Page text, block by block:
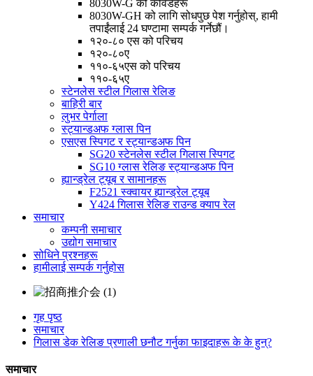
8030W-G को कीवर्डहरू
8030W-GH को लागि सोधपुछ पेश गर्नुहोस्, हामी
तपाईंलाई 24 घण्टामा सम्पर्क गर्नेछौं।
१२०-८० एस को परिचय
१२०-८०ए
११०-६५एस को परिचय
११०-६५ए
स्टेनलेस स्टील गिलास रेलिङ
बाहिरी बार
लुभर पेर्गाला
स्ट्यान्डअफ ग्लास पिन
एसएस स्पिगट र स्ट्यान्डअफ पिन
SG20 स्टेनलेस स्टील गिलास स्पिगट
SG10 ग्लास रेलिङ स्ट्यान्डअफ पिन
ह्यान्ड्रेल ट्यूब र सामानहरू
F2521 स्क्वायर ह्यान्ड्रेल ट्यूब
Y424 गिलास रेलिङ राउन्ड क्याप रेल
समाचार
कम्पनी समाचार
उद्योग समाचार
सोधिने प्रश्नहरू
हामीलाई सम्पर्क गर्नुहोस
गृह पृष्ठ
समाचार
गिलास डेक रेलिङ प्रणाली छनौट गर्नुका फाइदाहरू के के हुन्?
समाचार